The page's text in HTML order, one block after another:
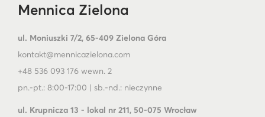
Mennica Zielona
ul. Moniuszki 7/2, 65-409 Zielona Góra
kontakt@mennicazielona.com
+48 536 093 176 wewn. 2
pn.-pt.: 8:00-17:00 | sb.-nd.: nieczynne
ul. Krupnicza 13 - lokal nr 211, 50-075 Wrocław